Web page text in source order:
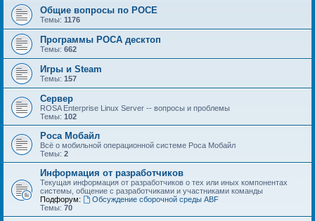
Общие вопросы по РОСЕ
Темы: 1176
Программы РОСА десктоп
Темы: 662
Игры и Steam
Темы: 157
Сервер
ROSA Enterprise Linux Server -- вопросы и проблемы
Темы: 102
Роса Мобайл
Всё о мобильной операционной системе Роса Мобайл
Темы: 2
Информация от разработчиков
Текущая информация от разработчиков о тех или иных компонентах
системы, общение с разработчиками и участниками команды
Подфорум:
Обсуждение сборочной среды ABF
Темы: 70